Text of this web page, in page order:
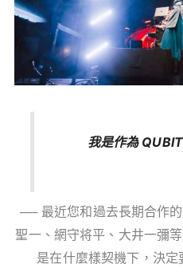
我是作為
── 最近您和過去長期合作
聖一、網守将平、大井一彌
是在什麼樣契機下，決定